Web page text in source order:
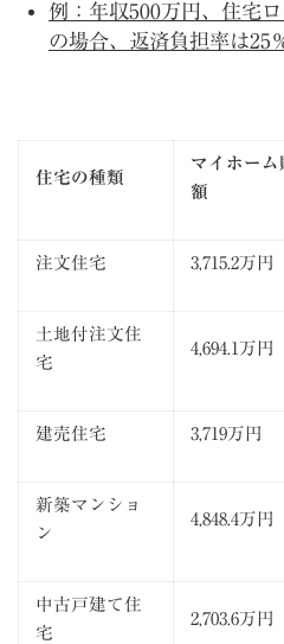
例：年収500万円、住宅
の場合、返済負担率は25
住宅の種類
マイホーム
額
注文住宅 3,715.2万円
土地付注文住
宅
4,694.1万円
建売住宅 3,719万円
新築マンショ
ン
4,848.4万円
中古戸建て住
宅
2,703.6万円